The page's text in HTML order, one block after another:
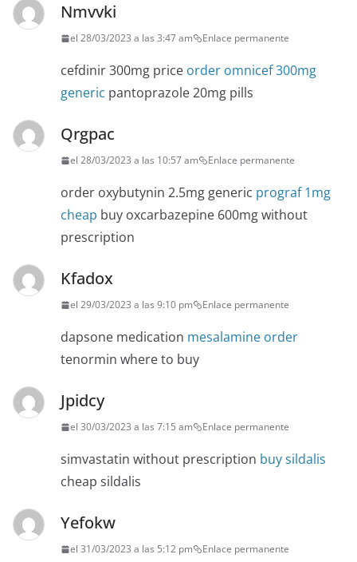
Nmvvki
el 28/03/2023 a las 3:47 am Enlace permanente
cefdinir 300mg price order omnicef 300mg
generic pantoprazole 20mg pills
Qrgpac
el 28/03/2023 a las 10:57 am Enlace permanente
order oxybutynin 2.5mg generic prograf 1mg
cheap buy oxcarbazepine 600mg without
prescription
Kfadox
el 29/03/2023 a las 9:10 pm Enlace permanente
dapsone medication mesalamine order
tenormin where to buy
Jpidcy
el 30/03/2023 a las 7:15 am Enlace permanente
simvastatin without prescription buy sildalis
cheap sildalis
Yefokw
el 31/03/2023 a las 5:12 pm Enlace permanente